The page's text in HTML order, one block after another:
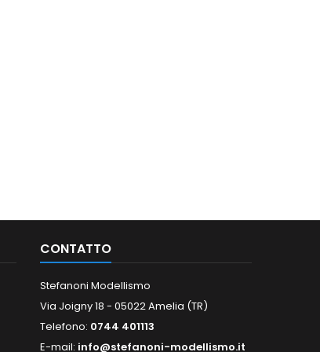
CONTATTO
Stefanoni Modellismo
Via Joigny 18 - 05022 Amelia (TR)
Telefono: 0744 401113
E-mail: info@stefanoni-modellismo.it